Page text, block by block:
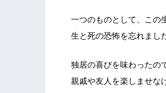
一つのものとして、この
生と死の恐怖を忘れまし
独居の喜びを味わったの
親戚や友人を楽しませな